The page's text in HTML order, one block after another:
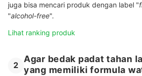
juga bisa mencari produk dengan label "
"alcohol-free".
Lihat ranking produk
2
Agar bedak padat tahan
yang memiliki formula